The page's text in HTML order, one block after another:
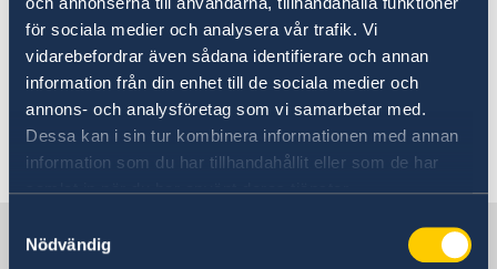
för sociala medier och analysera vår trafik. Vi
vidarebefordrar även sådana identifierare och annan
information från din enhet till de sociala medier och
annons- och analysföretag som vi samarbetar med.
Dessa kan i sin tur kombinera informationen med annan
information som du har tillhandahållit eller som de har
samlat in när du har använt deras tjänster.
Nödvändig
Centrum för främjande av import från
utvecklingsländer (CBI)
– Marknadsinformation för export av produkter
till Europa
Senast uppdaterad 27 maj 2025, 10.54
Sverige i Etiopien